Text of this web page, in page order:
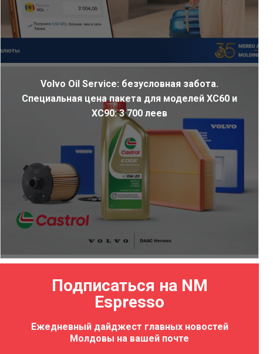
Volvo Oil Service: безусловная забота.
Специальная цена пакета для моделей XC60 и
XC90: 3 700 леев
Подписаться на NM
Espresso
Ежедневный дайджест главных новостей
Молдовы на вашей почте